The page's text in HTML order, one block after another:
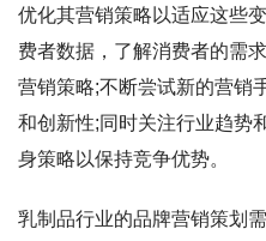
优化其营销策略以适应这些
费者数据，了解消费者的需
营销策略;不断尝试新的营销
和创新性;同时关注行业趋势
身策略以保持竞争优势。
乳制品行业的品牌营销策划